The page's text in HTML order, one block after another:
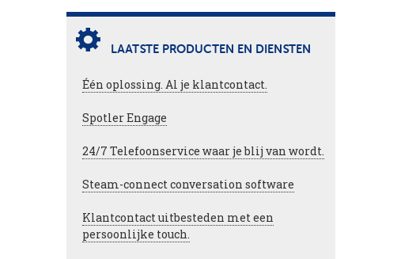
LAATSTE PRODUCTEN EN DIENSTEN
Één oplossing. Al je klantcontact.
Spotler Engage
24/7 Telefoonservice waar je blij van wordt.
Steam-connect conversation software
Klantcontact uitbesteden met een
persoonlijke touch.